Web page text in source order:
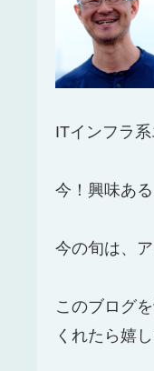
ITインフラ
今！興味あ
今の旬は、
このブログ
くれたら嬉